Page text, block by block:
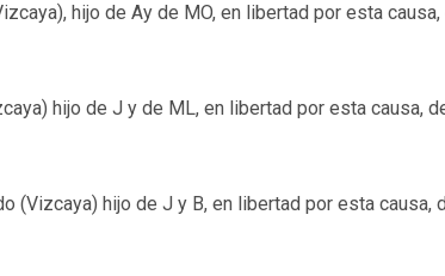
hijo de Ay de MO, en libertad por esta
hijo de J y de ML, en libertad por esta causa,
(Vizcaya) hijo de J y B, en libertad por esta